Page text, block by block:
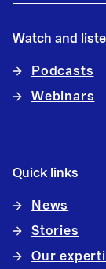
Watch and
Podcasts
Webinars
Quick links
News
Stories
Our